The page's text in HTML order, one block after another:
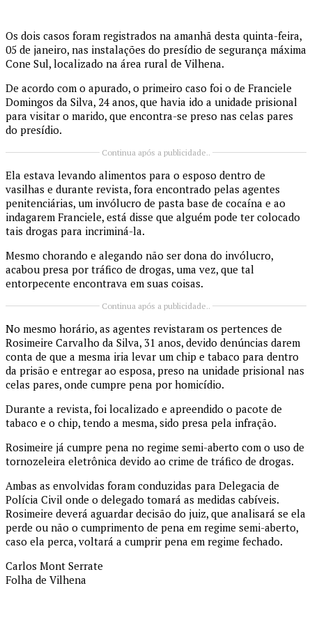
Os dois casos foram registrados na amanhã desta quinta-feira,
05 de janeiro, nas instalações do presídio de segurança máxima
Cone Sul, localizado na área rural de Vilhena.
De acordo com o apurado, o primeiro caso foi o de Franciele
Domingos da Silva, 24 anos, que havia ido a unidade prisional
para visitar o marido, que encontra-se preso nas celas pares
do presídio.
Continua após a publicidade..
Ela estava levando alimentos para o esposo dentro de
vasilhas e durante revista, fora encontrado pelas agentes
penitenciárias, um invólucro de pasta base de cocaína e ao
indagarem Franciele, está disse que alguém pode ter colocado
tais drogas para incriminá-la.
Mesmo chorando e alegando não ser dona do invólucro,
acabou presa por tráfico de drogas, uma vez, que tal
entorpecente encontrava em suas coisas.
Continua após a publicidade..
No mesmo horário, as agentes revistaram os pertences de
Rosimeire Carvalho da Silva, 31 anos, devido denúncias darem
conta de que a mesma iria levar um chip e tabaco para dentro
da prisão e entregar ao esposa, preso na unidade prisional nas
celas pares, onde cumpre pena por homicídio.
Durante a revista, foi localizado e apreendido o pacote de
tabaco e o chip, tendo a mesma, sido presa pela infração.
Rosimeire já cumpre pena no regime semi-aberto com o uso de
tornozeleira eletrônica devido ao crime de tráfico de drogas.
Ambas as envolvidas foram conduzidas para Delegacia de
Polícia Civil onde o delegado tomará as medidas cabíveis.
Rosimeire deverá aguardar decisão do juiz, que analisará se ela
perde ou não o cumprimento de pena em regime semi-aberto,
caso ela perca, voltará a cumprir pena em regime fechado.
Carlos Mont Serrate
Folha de Vilhena